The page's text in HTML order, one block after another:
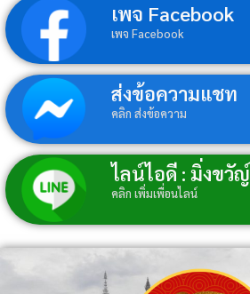
เพจ Facebook
เพจ Facebook
ส่งข้อความแชท
คลิก ส่งข้อความ
ไลน์ไอดี : มิ่งขวัญ์
คลิก เพิ่มเพื่อนไลน์